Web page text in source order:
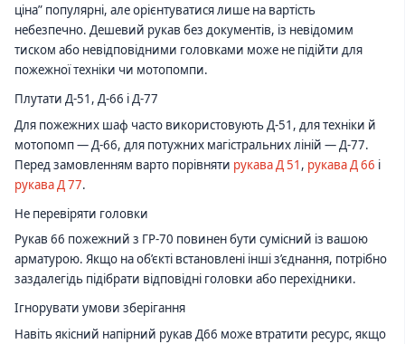
ціна” популярні, але орієнтуватися лише на вартість
небезпечно. Дешевий рукав без документів, із невідомим
тиском або невідповідними головками може не підійти для
пожежної техніки чи мотопомпи.
Плутати Д-51, Д-66 і Д-77
Для пожежних шаф часто використовують Д-51, для техніки й
мотопомп — Д-66, для потужних магістральних ліній — Д-77.
Перед замовленням варто порівняти рукава Д 51 , рукава Д 66 і
рукава Д 77.
Не перевіряти головки
Рукав 66 пожежний з ГР-70 повинен бути сумісний із вашою
арматурою. Якщо на об’єкті встановлені інші з’єднання, потрібно
заздалегідь підібрати відповідні головки або перехідники.
Ігнорувати умови зберігання
Навіть якісний напірний рукав Д66 може втратити ресурс, якщо